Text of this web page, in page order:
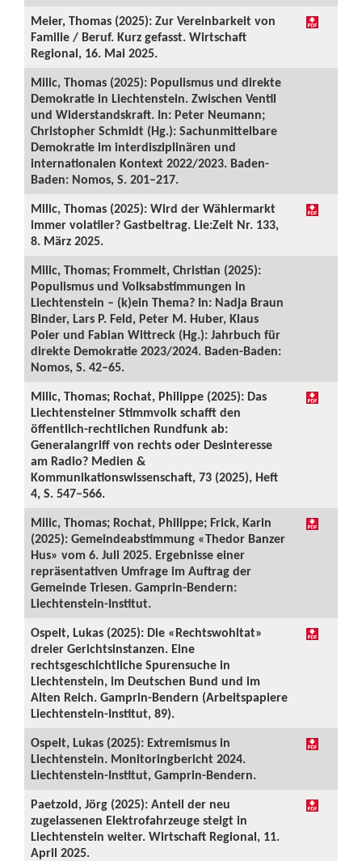
Meier, Thomas (2025): Zur Vereinbarkeit von
Familie / Beruf. Kurz gefasst. Wirtschaft
Regional, 16. Mai 2025.
Milic, Thomas (2025): Populismus und direkte
Demokratie in Liechtenstein. Zwischen Ventil
und Widerstandskraft. In: Peter Neumann;
Christopher Schmidt (Hg.): Sachunmittelbare
Demokratie im interdisziplinären und
internationalen Kontext 2022/2023. Baden-
Baden: Nomos, S. 201–217.
Milic, Thomas (2025): Wird der Wählermarkt
immer volatiler? Gastbeitrag. Lie:Zeit Nr. 133,
8. März 2025.
Milic, Thomas; Frommelt, Christian (2025):
Populismus und Volksabstimmungen in
Liechtenstein – (k)ein Thema? In: Nadja Braun
Binder, Lars P. Feld, Peter M. Huber, Klaus
Poier und Fabian Wittreck (Hg.): Jahrbuch für
direkte Demokratie 2023/2024. Baden-Baden:
Nomos, S. 42–65.
Milic, Thomas; Rochat, Philippe (2025): Das
Liechtensteiner Stimmvolk schafft den
öffentlich-rechtlichen Rundfunk ab:
Generalangriff von rechts oder Desinteresse
am Radio? Medien &
Kommunikationswissenschaft, 73 (2025), Heft
4, S. 547–566.
Milic, Thomas; Rochat, Philippe; Frick, Karin
(2025): Gemeindeabstimmung «Thedor Banzer
Hus» vom 6. Juli 2025. Ergebnisse einer
repräsentativen Umfrage im Auftrag der
Gemeinde Triesen. Gamprin-Bendern:
Liechtenstein-Institut.
Ospelt, Lukas (2025): Die «Rechtswohltat»
dreier Gerichtsinstanzen. Eine
rechtsgeschichtliche Spurensuche in
Liechtenstein, im Deutschen Bund und im
Alten Reich. Gamprin-Bendern (Arbeitspapiere
Liechtenstein-Institut, 89).
Ospelt, Lukas (2025): Extremismus in
Liechtenstein. Monitoringbericht 2024.
Liechtenstein-Institut, Gamprin-Bendern.
Paetzold, Jörg (2025): Anteil der neu
zugelassenen Elektrofahrzeuge steigt in
Liechtenstein weiter. Wirtschaft Regional, 11.
April 2025.